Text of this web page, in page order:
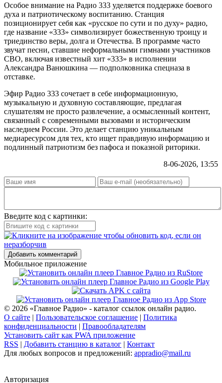
Особое внимание на Радио 333 уделяется поддержке боевого
духа и патриотическому воспитанию. Станция
позиционирует себя как «русское по сути и по духу» радио,
где название «333» символизирует божественную троицу и
триединство веры, долга и Отечества. В программе часто
звучат песни, ставшие неформальными гимнами участников
СВО, включая известный хит «333» в исполнении
Александра Ванюшкина — подполковника спецназа в
отставке.
Эфир Радио 333 сочетает в себе информационную,
музыкальную и духовную составляющие, предлагая
слушателям не просто развлечение, а осмысленный контент,
связанный с современными вызовами и историческим
наследием России. Это делает станцию уникальным
медиаресурсом для тех, кто ищет правдивую информацию и
подлинный патриотизм без пафоса и показной риторики.
8-06-2026, 13:55
Введите код с картинки:
Добавить комментарий
Мобильное приложение
© 2026 «Главное Радио» - каталог ссылок онлайн радио.
О сайте | Пользовательское соглашение | Политика
конфиденциальности | Правообладателям
Установить сайт как PWA приложение
RSS | Добавить станцию в каталог | Контакт
Для любых вопросов и предложений: appradio@mail.ru
Авторизация